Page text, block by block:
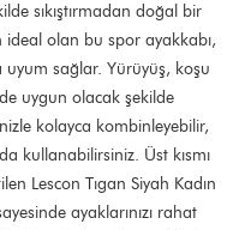
sıkıştırmadan doğal bir
olan bu spor ayakkabı,
uyum sağlar. Yürüyüş, koşu
uygun olacak şekilde
kolayca kombinleyebilir,
kullanabilirsiniz. Üst kısmı
Lescon Tıgan Siyah Kadın
ayaklarınızı rahat